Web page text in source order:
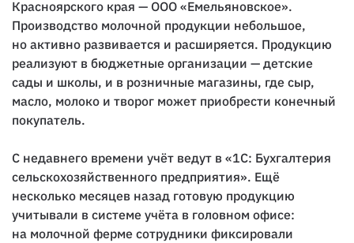
Красноярского края — ООО «Емельяновское».
Производство молочной продукции небольшое,
но активно развивается и расширяется. Продукцию
реализуют в бюджетные организации — детские
сады и школы, и в розничные магазины, где сыр,
масло, молоко и творог может приобрести конечный
покупатель.
С недавнего времени учёт ведут в «1С: Бухгалтерия
сельскохозяйственного предприятия». Ещё
несколько месяцев назад готовую продукцию
учитывали в системе учёта в головном офисе:
на молочной ферме сотрудники фиксировали